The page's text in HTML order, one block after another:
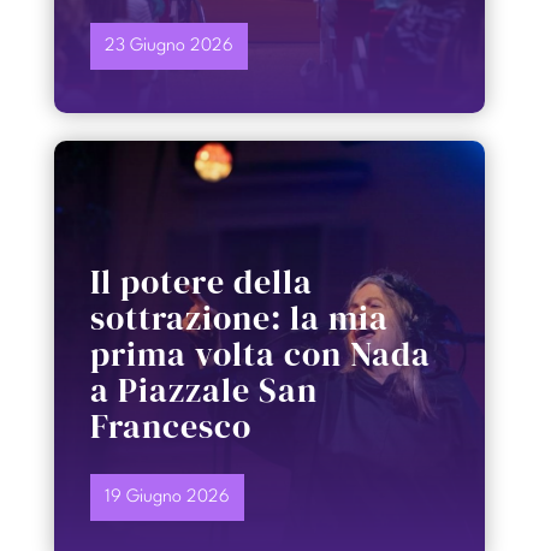
23 Giugno 2026
Il potere della
sottrazione: la mia
prima volta con Nada
a Piazzale San
Francesco
19 Giugno 2026